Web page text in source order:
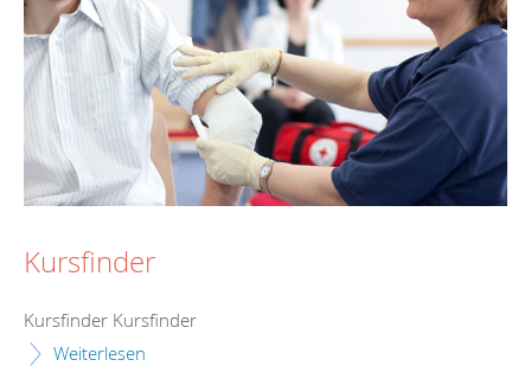
Kursfinder
Kursfinder Kursfinder
Weiterlesen